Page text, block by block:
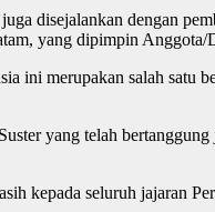
disejalankan dengan
yang dipimpin
ini merupakan salah
yang telah
kepada seluruh jajaran